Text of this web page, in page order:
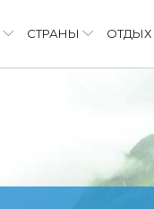
СТРАНЫ